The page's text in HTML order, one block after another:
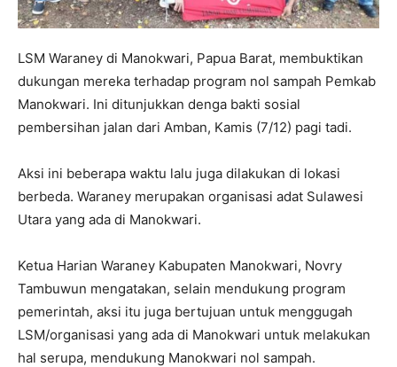
LSM Waraney di Manokwari, Papua Barat, membuktikan
dukungan mereka terhadap program nol sampah Pemkab
Manokwari. Ini ditunjukkan denga bakti sosial
pembersihan jalan dari Amban, Kamis (7/12) pagi tadi.
Aksi ini beberapa waktu lalu juga dilakukan di lokasi
berbeda. Waraney merupakan organisasi adat Sulawesi
Utara yang ada di Manokwari.
Ketua Harian Waraney Kabupaten Manokwari, Novry
Tambuwun mengatakan, selain mendukung program
pemerintah, aksi itu juga bertujuan untuk menggugah
LSM/organisasi yang ada di Manokwari untuk melakukan
hal serupa, mendukung Manokwari nol sampah.